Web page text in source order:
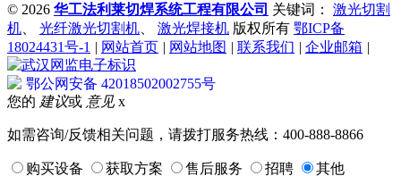
© 2026 华工法利莱切焊系统工程有限公司 关键词： 激光切割
机
光纤激光切割机 激光焊接机 版权所有 鄂ICP备
18024431号-1 | 网站首页 | 网站地图 | 联系我们 | 企业邮箱 |
鄂公网安备 42018502002755号
您的 建议或 意见 x
如需咨询/反馈相关问题，请拨打服务热线：400-888-8866
购买设备 获取方案 售后服务 招聘 其他